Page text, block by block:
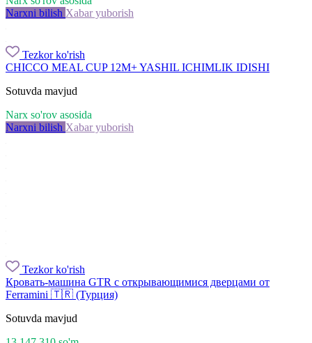
Narxni bilish Xabar yuborish
Tezkor ko'rish
CHICCO MEAL CUP 12M+ YASHIL ICHIMLIK IDISHI
Sotuvda mavjud
Narx so'rov asosida
Narxni bilish Xabar yuborish
Tezkor ko'rish
Кровать-машина GTR с открывающимися дверцами от
Ferramini 🇹🇷 (Турция)
Sotuvda mavjud